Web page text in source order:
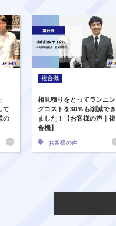
て
の
複合機
相見積りをとってランニン
グコストを30％も削減でき
ました！【お客様の声｜複
合機】
お客様の声